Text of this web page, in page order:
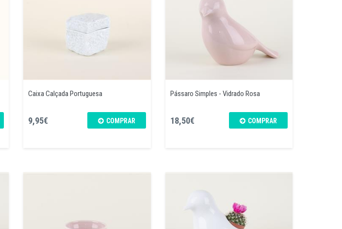
Caixa Calçada Portuguesa
9,95€ COMPRAR
Pássaro Simples - Vidrado Rosa
18,50€ COMPRAR